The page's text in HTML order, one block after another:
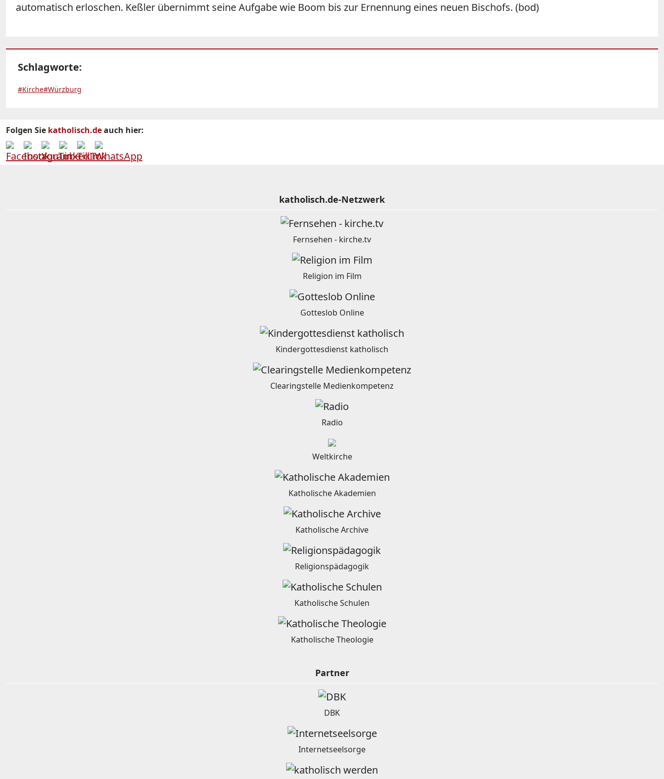
automatisch erloschen. Keßler übernimmt seine Aufgabe wie Boom bis zur Ernennung eines neuen Bischofs. (bod)
Schlagworte:
#Kirche#Würzburg
Folgen Sie katholisch.deauch hier:
katholisch.de-Netzwerk
Fernsehen - kirche.tv
Religion im Film
Gotteslob Online
Kindergottesdienst katholisch
Clearingstelle Medienkompetenz
Radio
Weltkirche
Katholische Akademien
Katholische Archive
Religionspädagogik
Katholische Schulen
Katholische Theologie
Partner
DBK
Internetseelsorge